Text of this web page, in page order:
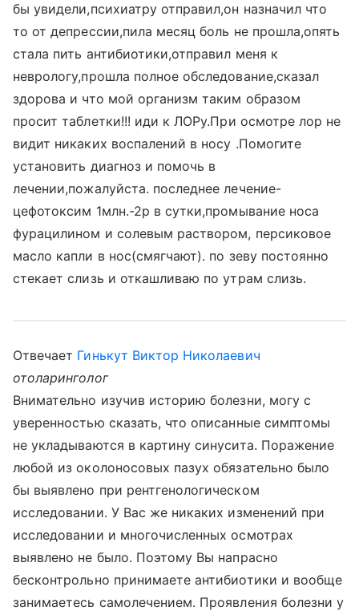
бы увидели,психиатру отправил,он назначил что
то от депрессии,пила месяц боль не прошла,опять
стала пить антибиотики,отправил меня к
неврологу,прошла полное обследование,сказал
здорова и что мой организм таким образом
просит таблетки!!! иди к ЛОРу.При осмотре лор не
видит никаких воспалений в носу .Помогите
установить диагноз и помочь в
лечении,пожалуйста. последнее лечение-
цефотоксим 1млн.-2р в сутки,промывание носа
фурацилином и солевым раствором, персиковое
масло капли в нос(смягчают). по зеву постоянно
стекает слизь и откашливаю по утрам слизь.
Отвечает Гинькут Виктор Николаевич
отоларинголог
Внимательно изучив историю болезни, могу с
уверенностью сказать, что описанные симптомы
не укладываются в картину синусита. Поражение
любой из околоносовых пазух обязательно было
бы выявлено при рентгенологическом
исследовании. У Вас же никаких изменений при
исследовании и многочисленных осмотрах
выявлено не было. Поэтому Вы напрасно
бесконтрольно принимаете антибиотики и вообще
занимаетесь самолечением. Проявления болезни у